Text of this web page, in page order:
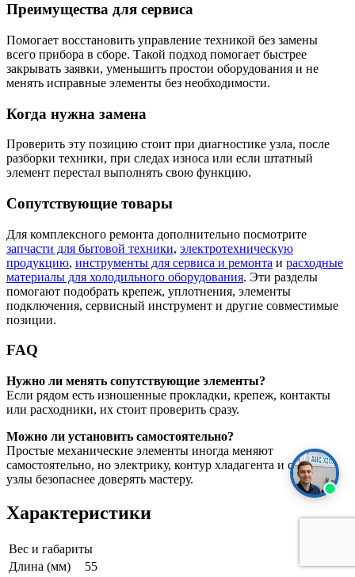
Преимущества для сервиса
Помогает восстановить управление техникой без замены
всего прибора в сборе. Такой подход помогает быстрее
закрывать заявки, уменьшить простои оборудования и не
менять исправные элементы без необходимости.
Когда нужна замена
Проверить эту позицию стоит при диагностике узла, после
разборки техники, при следах износа или если штатный
элемент перестал выполнять свою функцию.
Сопутствующие товары
Для комплексного ремонта дополнительно посмотрите
запчасти для бытовой техники, электротехническую
продукцию, инструменты для сервиса и ремонта и расходные
материалы для холодильного оборудования. Эти разделы
помогают подобрать крепеж, уплотнения, элементы
подключения, сервисный инструмент и другие совместимые
позиции.
FAQ
Нужно ли менять сопутствующие элементы?
Если рядом есть изношенные прокладки, крепеж, контакты
или расходники, их стоит проверить сразу.
Можно ли установить самостоятельно?
Простые механические элементы иногда меняют
самостоятельно, но электрику, контур хладагента и сложные
узлы безопаснее доверять мастеру.
Характеристики
Вес и габариты
Длина (мм)
55